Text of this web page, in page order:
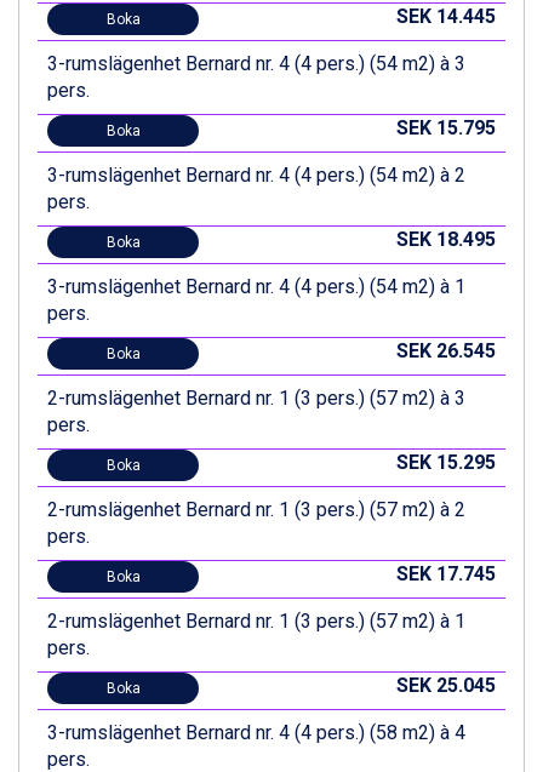
Val Thorens från 8.395 kr.
St. Anton från 11.245 kr.
Zell am See från 6.295 kr.
Canazei från 7.195 kr.
Livigno från 5.595 kr.
Ponte di Legno från 7.395 kr.
Sauze dOulx från 6.145 kr.
Alleghe från 8.545 kr.
Bad Gastein från 6.295 kr.
Arabba från 11.045 kr.
La Thuile från 7.045 kr.
Cervinia från 8.245 kr.
Passo Tonale från 5.895 kr.
Sölden från 12.995 kr.
Saalbach från 9.445 kr.
Bad Hofgastein från 8.595 kr.
Champoluc från 5.945 kr.
Sestriere från 6.945 kr.
Fieberbrunn från 9.645 kr.
Ischgl från 11.295 kr.
Wagrain från 7.095 kr.
Val Thorens från 8.395 kr.
St. Anton från 11.245 kr.
Zell am See från 6.295 kr.
Canazei från 7.195 kr.
Livigno från 5.595 kr.
Ponte di Legno från 7.395 kr.
Sauze dOulx från 6.145 kr.
Boka SEK 14.445
3-rumslägenhet Bernard nr. 4 (4 pers.) (54 m2) à 3
pers.
Boka SEK 15.795
3-rumslägenhet Bernard nr. 4 (4 pers.) (54 m2) à 2
pers.
Boka SEK 18.495
3-rumslägenhet Bernard nr. 4 (4 pers.) (54 m2) à 1
pers.
Boka SEK 26.545
2-rumslägenhet Bernard nr. 1 (3 pers.) (57 m2) à 3
pers.
Boka SEK 15.295
2-rumslägenhet Bernard nr. 1 (3 pers.) (57 m2) à 2
pers.
Boka SEK 17.745
2-rumslägenhet Bernard nr. 1 (3 pers.) (57 m2) à 1
pers.
Boka SEK 25.045
3-rumslägenhet Bernard nr. 4 (4 pers.) (58 m2) à 4
pers.